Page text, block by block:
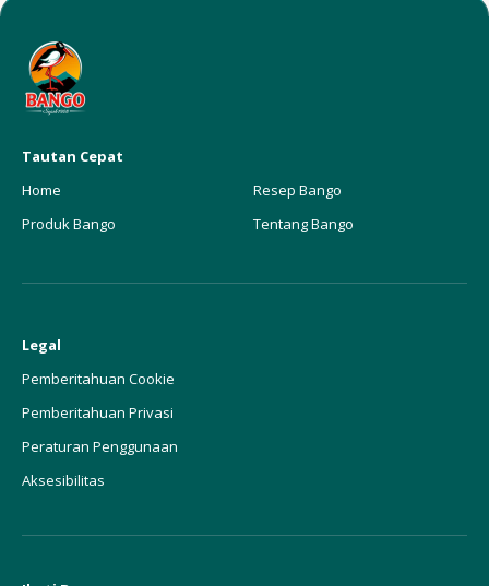
Tautan Cepat
Home
Produk Bango
Resep Bango
Tentang Bango
Legal
Pemberitahuan Cookie
Pemberitahuan Privasi
Peraturan Penggunaan
Aksesibilitas